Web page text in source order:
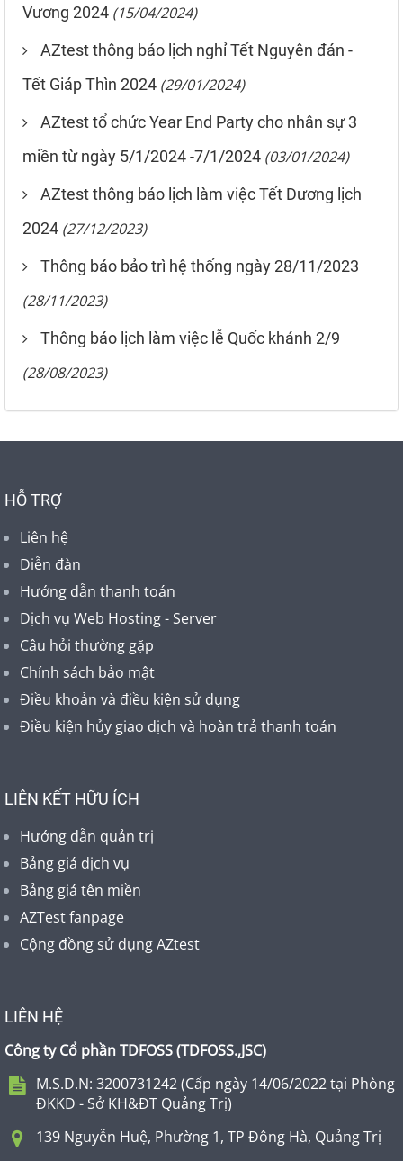
Vương 2024 (15/04/2024)
AZtest thông báo lịch nghỉ Tết Nguyên đán -
Tết Giáp Thìn 2024 (29/01/2024)
AZtest tổ chức Year End Party cho nhân sự 3
miền từ ngày 5/1/2024 -7/1/2024 (03/01/2024)
AZtest thông báo lịch làm việc Tết Dương lịch
2024 (27/12/2023)
Thông báo bảo trì hệ thống ngày 28/11/2023
(28/11/2023)
Thông báo lịch làm việc lễ Quốc khánh 2/9
(28/08/2023)
HỖ TRỢ
Liên hệ
Diễn đàn
Hướng dẫn thanh toán
Dịch vụ Web Hosting - Server
Câu hỏi thường gặp
Chính sách bảo mật
Điều khoản và điều kiện sử dụng
Điều kiện hủy giao dịch và hoàn trả thanh toán
LIÊN KẾT HỮU ÍCH
Hướng dẫn quản trị
Bảng giá dịch vụ
Bảng giá tên miền
AZTest fanpage
Cộng đồng sử dụng AZtest
LIÊN HỆ
Công ty Cổ phần TDFOSS (TDFOSS.,JSC)
M.S.D.N: 3200731242 (Cấp ngày 14/06/2022 tại Phòng
ĐKKD - Sở KH&ĐT Quảng Trị)
139 Nguyễn Huệ, Phường 1, TP Đông Hà, Quảng Trị